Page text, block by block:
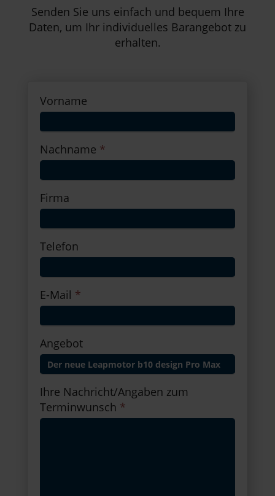
Senden Sie uns einfach und bequem Ihre
Daten, um Ihr individuelles Barangebot zu
erhalten.
Vorname
Nachname *
Firma
Telefon
E-Mail *
Angebot
Ihre Nachricht/Angaben zum
Terminwunsch *